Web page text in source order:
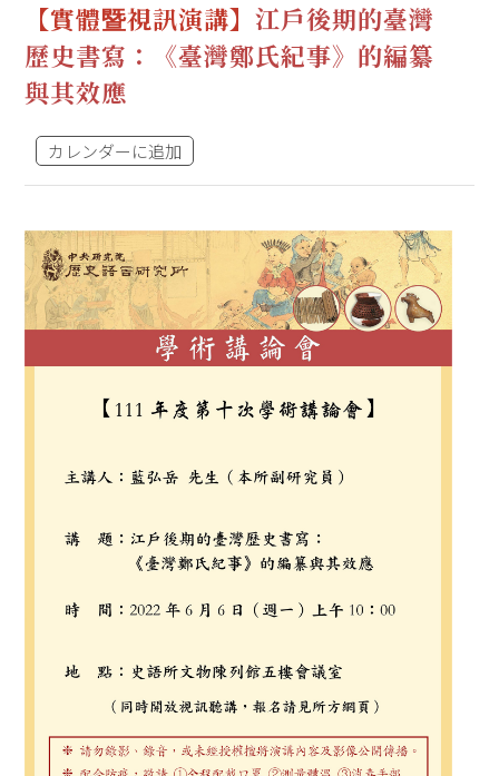
【實體暨視訊演講】 江戶後期的臺灣
歷史書寫：《臺灣鄭氏紀事》的編纂
與其效應
カレンダーに追加